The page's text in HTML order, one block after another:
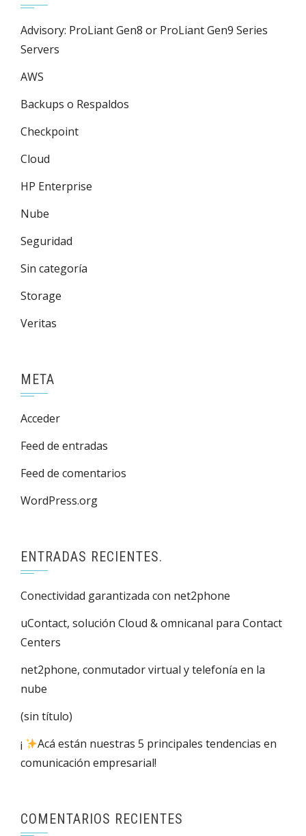
Advisory: ProLiant Gen8 or ProLiant Gen9 Series
Servers
AWS
Backups o Respaldos
Checkpoint
Cloud
HP Enterprise
Nube
Seguridad
Sin categoría
Storage
Veritas
META
Acceder
Feed de entradas
Feed de comentarios
WordPress.org
ENTRADAS RECIENTES.
Conectividad garantizada con net2phone
uContact, solución Cloud & omnicanal para Contact
Centers
net2phone, conmutador virtual y telefonía en la
nube
(sin título)
¡
Acá están nuestras 5 principales tendencias en
comunicación empresarial!
COMENTARIOS RECIENTES